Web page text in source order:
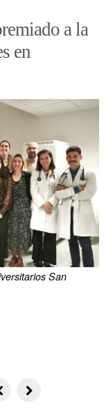
a la
en
San